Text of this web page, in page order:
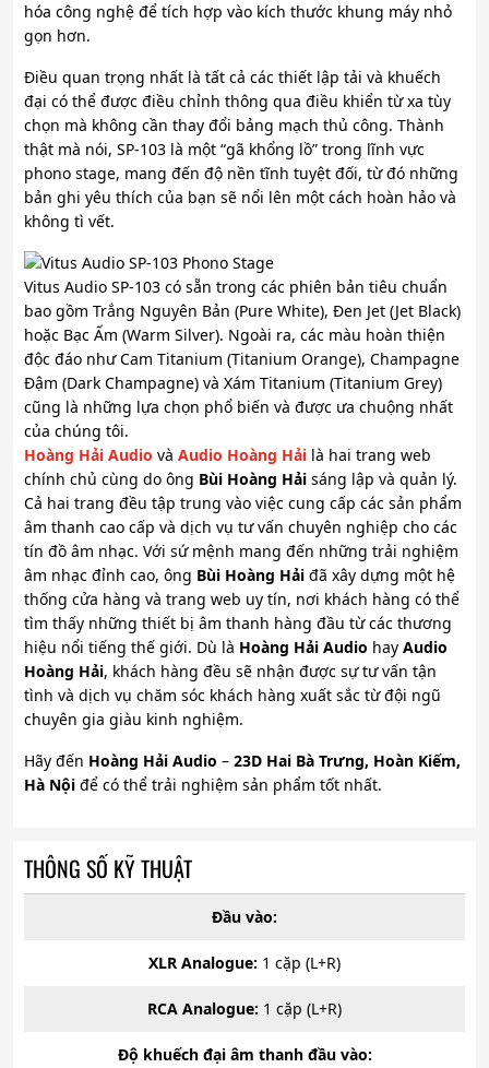
hóa công nghệ để tích hợp vào kích thước khung máy nhỏ
gọn hơn.
Điều quan trọng nhất là tất cả các thiết lập tải và khuếch
đại có thể được điều chỉnh thông qua điều khiển từ xa tùy
chọn mà không cần thay đổi bảng mạch thủ công. Thành
thật mà nói, SP-103 là một “gã khổng lồ” trong lĩnh vực
phono stage, mang đến độ nền tĩnh tuyệt đối, từ đó những
bản ghi yêu thích của bạn sẽ nổi lên một cách hoàn hảo và
không tì vết.
Vitus Audio SP-103 có sẵn trong các phiên bản tiêu chuẩn
bao gồm Trắng Nguyên Bản (Pure White), Đen Jet (Jet Black)
hoặc Bạc Ấm (Warm Silver). Ngoài ra, các màu hoàn thiện
độc đáo như Cam Titanium (Titanium Orange), Champagne
Đậm (Dark Champagne) và Xám Titanium (Titanium Grey)
cũng là những lựa chọn phổ biến và được ưa chuộng nhất
của chúng tôi.
Hoàng Hải Audio và Audio Hoàng Hải là hai trang web
chính chủ cùng do ông Bùi Hoàng Hải sáng lập và quản lý.
Cả hai trang đều tập trung vào việc cung cấp các sản phẩm
âm thanh cao cấp và dịch vụ tư vấn chuyên nghiệp cho các
tín đồ âm nhạc. Với sứ mệnh mang đến những trải nghiệm
âm nhạc đỉnh cao, ông Bùi Hoàng Hải đã xây dựng một hệ
thống cửa hàng và trang web uy tín, nơi khách hàng có thể
tìm thấy những thiết bị âm thanh hàng đầu từ các thương
hiệu nổi tiếng thế giới. Dù là Hoàng Hải Audio hay Audio
Hoàng Hải, khách hàng đều sẽ nhận được sự tư vấn tận
tình và dịch vụ chăm sóc khách hàng xuất sắc từ đội ngũ
chuyên gia giàu kinh nghiệm.
Hãy đến Hoàng Hải Audio – 23D Hai Bà Trưng, Hoàn Kiếm,
Hà Nội để có thể trải nghiệm sản phẩm tốt nhất.
THÔNG SỐ KỸ THUẬT
Đầu vào:
XLR Analogue: 1 cặp (L+R)
RCA Analogue: 1 cặp (L+R)
Độ khuếch đại âm thanh đầu vào: